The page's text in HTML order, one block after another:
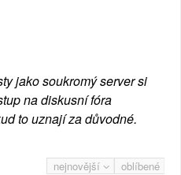
jako soukromý server si
na diskusní fóra
to uznají za důvodné.
nejnovější oblíbené